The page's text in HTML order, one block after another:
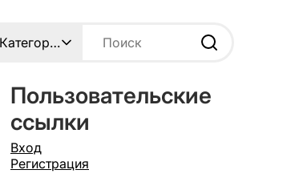
Пользовательские
ссылки
Вход
Регистрация